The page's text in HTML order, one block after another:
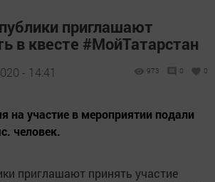
приглашают
в квесте #МойТатарстан
- 14:41 973 0 0
на участие в мероприятии подали
человек.
приглашают принять участие